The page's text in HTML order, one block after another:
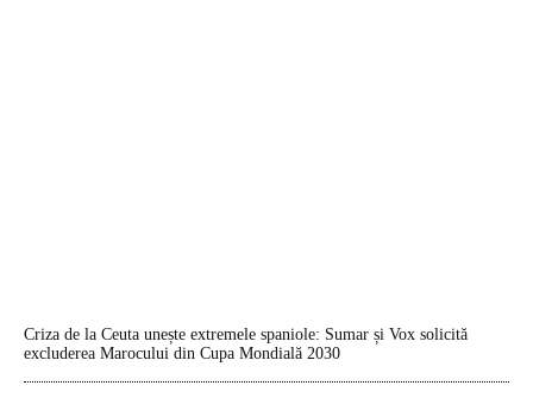
Criza de la Ceuta unește extremele spaniole: Sumar și Vox solicită
excluderea Marocului din Cupa Mondială 2030